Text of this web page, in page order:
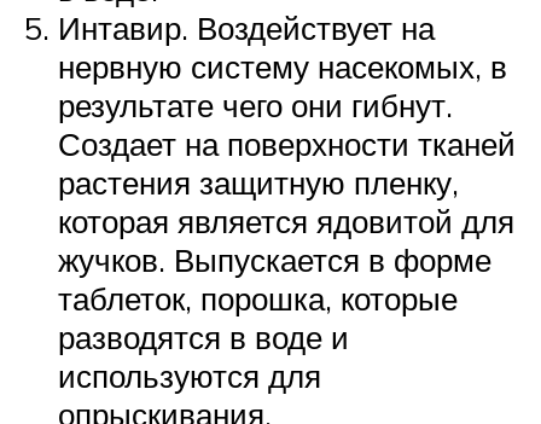
Интавир. Воздействует на
нервную систему насекомых, в
результате чего они гибнут.
Создает на поверхности тканей
растения защитную пленку,
которая является ядовитой для
жучков. Выпускается в форме
таблеток, порошка, которые
разводятся в воде и
используются для
опрыскивания.